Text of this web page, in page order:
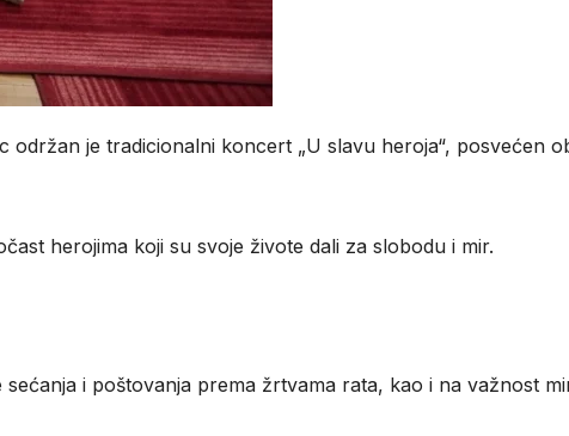
održan je tradicionalni koncert „U slavu heroja“, posvećen
herojima koji su svoje živote dali za slobodu i mir.
i poštovanja prema žrtvama rata, kao i na važnost